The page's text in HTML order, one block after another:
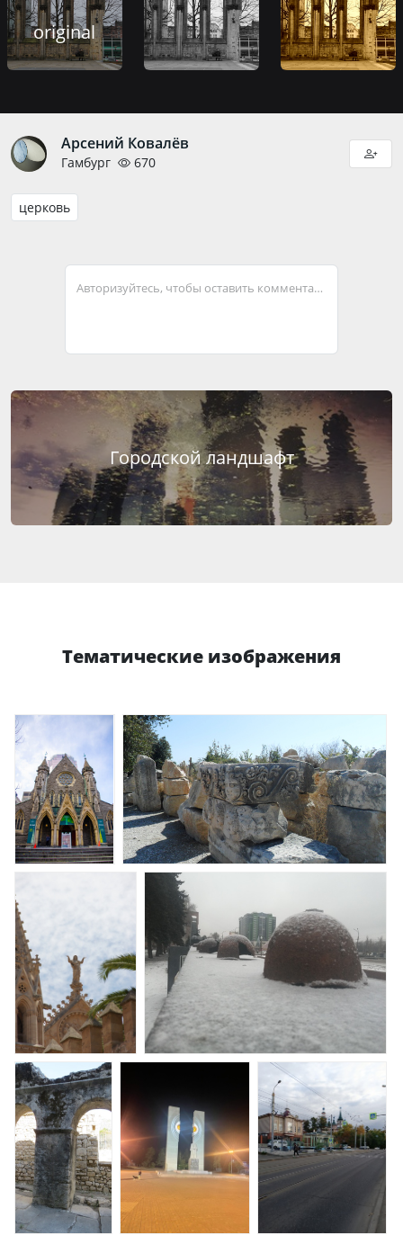
original
Арсений Ковалёв
Гамбург 670
церковь
Авторизуйтесь, чтобы оставить комментарий
Городской ландшафт
Тематические изображения